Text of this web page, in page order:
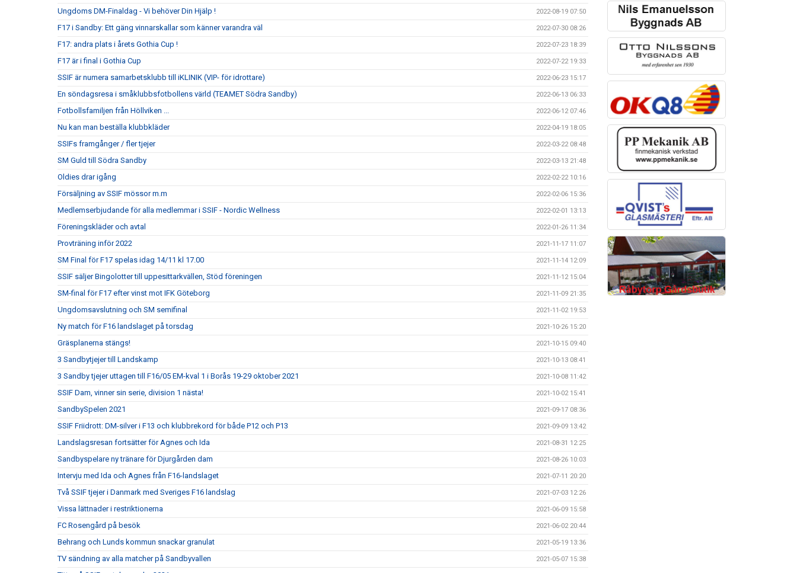
Ungdoms DM-Finaldag - Vi behöver Din Hjälp ! 2022-08-19 07:50
F17 i Sandby: Ett gäng vinnarskallar som känner varandra väl 2022-07-30 08:26
F17: andra plats i årets Gothia Cup ! 2022-07-23 18:39
F17 är i final i Gothia Cup 2022-07-22 19:33
SSIF är numera samarbetsklubb till iKLINIK (VIP- för idrottare) 2022-06-23 15:17
En söndagsresa i småklubbsfotbollens värld (TEAMET Södra Sandby) 2022-06-13 06:33
Fotbollsfamiljen från Höllviken ... 2022-06-12 07:46
Nu kan man beställa klubbkläder 2022-04-19 18:05
SSIFs framgånger / fler tjejer 2022-03-22 08:48
SM Guld till Södra Sandby 2022-03-13 21:48
Oldies drar igång 2022-02-22 10:16
Försäljning av SSIF mössor m.m 2022-02-06 15:36
Medlemserbjudande för alla medlemmar i SSIF - Nordic Wellness 2022-02-01 13:13
Föreningskläder och avtal 2022-01-26 11:34
Provträning inför 2022 2021-11-17 11:07
SM Final för F17 spelas idag 14/11 kl 17.00 2021-11-14 12:09
SSIF säljer Bingolotter till uppesittarkvällen, Stöd föreningen 2021-11-12 15:04
SM-final för F17 efter vinst mot IFK Göteborg 2021-11-09 21:35
Ungdomsavslutning och SM semifinal 2021-11-02 19:53
Ny match för F16 landslaget på torsdag 2021-10-26 15:20
Gräsplanerna stängs! 2021-10-15 09:40
3 Sandbytjejer till Landskamp 2021-10-13 08:41
3 Sandby tjejer uttagen till F16/05 EM-kval 1 i Borås 19-29 oktober 2021 2021-10-08 11:42
SSIF Dam, vinner sin serie, division 1 nästa! 2021-10-02 15:41
SandbySpelen 2021 2021-09-17 08:36
SSIF Friidrott: DM-silver i F13 och klubbrekord för både P12 och P13 2021-09-09 13:42
Landslagsresan fortsätter för Agnes och Ida 2021-08-31 12:25
Sandbyspelare ny tränare för Djurgården dam 2021-08-26 10:03
Intervju med Ida och Agnes från F16-landslaget 2021-07-11 20:20
Två SSIF tjejer i Danmark med Sveriges F16 landslag 2021-07-03 12:26
Vissa lättnader i restriktionerna 2021-06-09 15:58
FC Rosengård på besök 2021-06-02 20:44
Behrang och Lunds kommun snackar granulat 2021-05-19 13:36
TV sändning av alla matcher på Sandbyvallen 2021-05-07 15:38